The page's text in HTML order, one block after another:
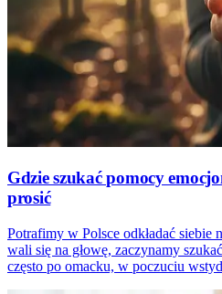
Gdzie szukać pomocy
prosić
Potrafimy w Polsce odkładać siebie
wali się na głowę, zaczynamy
często po omacku, w poczuciu